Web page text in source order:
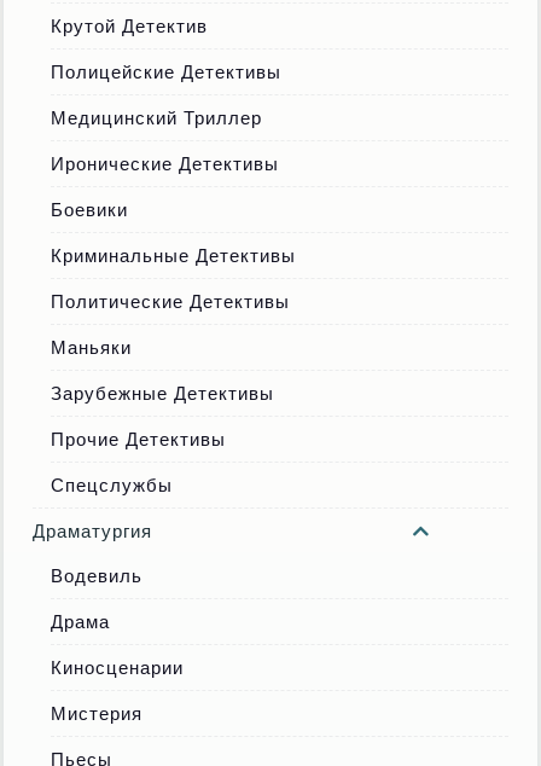
Крутой Детектив
Полицейские Детективы
Медицинский Триллер
Иронические Детективы
Боевики
Криминальные Детективы
Политические Детективы
Маньяки
Зарубежные Детективы
Прочие Детективы
Спецслужбы
Драматургия
Водевиль
Драма
Киносценарии
Мистерия
Пьесы